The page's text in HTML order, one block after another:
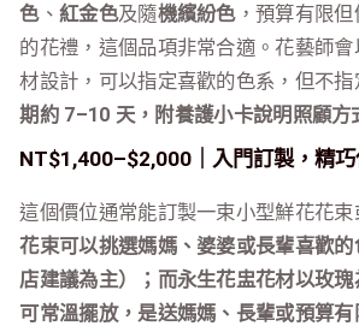
色、紅金色及隨機繽紛色，預算有限
的花禮，這個品項非常合適。花藝師
材設計，可以指定喜歡的色系，但不指
期約 7–10 天，附養護小卡說明照顧方
NT$1,400–$2,000｜入門訂製，精
這個價位通常能訂製一束小型鮮花花
花束可以挑選媽媽、婆婆或長輩喜歡
店建議為主）；而永生花盅花材以玫瑰
可常溫擺放，是送媽媽、長輩或預算